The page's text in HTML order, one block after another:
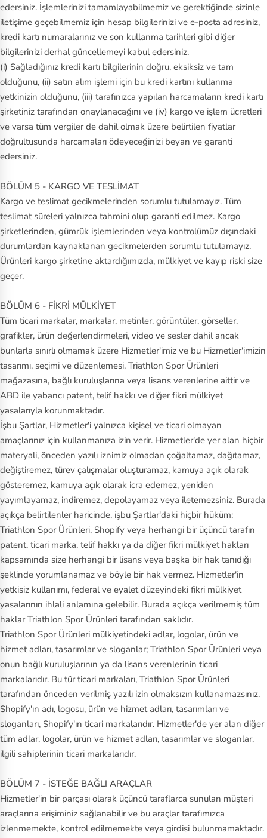
edersiniz. İşlemlerinizi tamamlayabilmemiz ve gerektiğinde sizinle
iletişime geçebilmemiz için hesap bilgilerinizi ve e-posta adresiniz,
kredi kartı numaralarınız ve son kullanma tarihleri gibi diğer
bilgilerinizi derhal güncellemeyi kabul edersiniz.
(i) Sağladığınız kredi kartı bilgilerinin doğru, eksiksiz ve tam
olduğunu, (ii) satın alım işlemi için bu kredi kartını kullanma
yetkinizin olduğunu, (iii) tarafınızca yapılan harcamaların kredi kartı
şirketiniz tarafından onaylanacağını ve (iv) kargo ve işlem ücretleri
ve varsa tüm vergiler de dahil olmak üzere belirtilen fiyatlar
doğrultusunda harcamaları ödeyeceğinizi beyan ve garanti
edersiniz.
BÖLÜM 5 - KARGO VE TESLİMAT
Kargo ve teslimat gecikmelerinden sorumlu tutulamayız. Tüm
teslimat süreleri yalnızca tahmini olup garanti edilmez. Kargo
şirketlerinden, gümrük işlemlerinden veya kontrolümüz dışındaki
durumlardan kaynaklanan gecikmelerden sorumlu tutulamayız.
Ürünleri kargo şirketine aktardığımızda, mülkiyet ve kayıp riski size
geçer.
BÖLÜM 6 - FİKRİ MÜLKİYET
Tüm ticari markalar, markalar, metinler, görüntüler, görseller,
grafikler, ürün değerlendirmeleri, video ve sesler dahil ancak
bunlarla sınırlı olmamak üzere Hizmetler'imiz ve bu Hizmetler'imizin
tasarımı, seçimi ve düzenlemesi, Triathlon Spor Ürünleri
mağazasına, bağlı kuruluşlarına veya lisans verenlerine aittir ve
ABD ile yabancı patent, telif hakkı ve diğer fikri mülkiyet
yasalarıyla korunmaktadır.
İşbu Şartlar, Hizmetler'i yalnızca kişisel ve ticari olmayan
amaçlarınız için kullanmanıza izin verir. Hizmetler'de yer alan hiçbir
materyali, önceden yazılı iznimiz olmadan çoğaltamaz, dağıtamaz,
değiştiremez, türev çalışmalar oluşturamaz, kamuya açık olarak
gösteremez, kamuya açık olarak icra edemez, yeniden
yayımlayamaz, indiremez, depolayamaz veya iletemezsiniz. Burada
açıkça belirtilenler haricinde, işbu Şartlar'daki hiçbir hüküm;
Triathlon Spor Ürünleri, Shopify veya herhangi bir üçüncü tarafın
patent, ticari marka, telif hakkı ya da diğer fikri mülkiyet hakları
kapsamında size herhangi bir lisans veya başka bir hak tanıdığı
şeklinde yorumlanamaz ve böyle bir hak vermez. Hizmetler'in
yetkisiz kullanımı, federal ve eyalet düzeyindeki fikri mülkiyet
yasalarının ihlali anlamına gelebilir. Burada açıkça verilmemiş tüm
haklar Triathlon Spor Ürünleri tarafından saklıdır.
Triathlon Spor Ürünleri mülkiyetindeki adlar, logolar, ürün ve
hizmet adları, tasarımlar ve sloganlar; Triathlon Spor Ürünleri veya
onun bağlı kuruluşlarının ya da lisans verenlerinin ticari
markalarıdır. Bu tür ticari markaları, Triathlon Spor Ürünleri
tarafından önceden verilmiş yazılı izin olmaksızın kullanamazsınız.
Shopify'ın adı, logosu, ürün ve hizmet adları, tasarımları ve
sloganları, Shopify'ın ticari markalarıdır. Hizmetler'de yer alan diğer
tüm adlar, logolar, ürün ve hizmet adları, tasarımlar ve sloganlar,
ilgili sahiplerinin ticari markalarıdır.
BÖLÜM 7 - İSTEĞE BAĞLI ARAÇLAR
Hizmetler'in bir parçası olarak üçüncü taraflarca sunulan müşteri
araçlarına erişiminiz sağlanabilir ve bu araçlar tarafımızca
izlenmemekte, kontrol edilmemekte veya girdisi bulunmamaktadır.